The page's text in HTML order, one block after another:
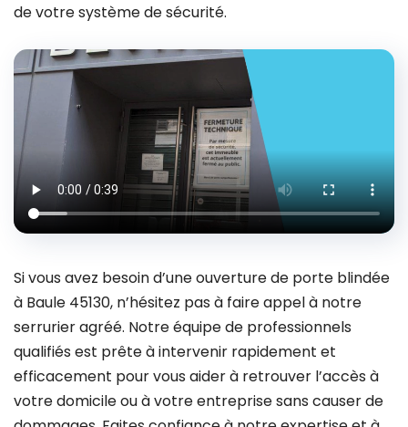
de votre système de sécurité.
Si vous avez besoin d’une ouverture de porte blindée
à Baule 45130, n’hésitez pas à faire appel à notre
serrurier agréé. Notre équipe de professionnels
qualifiés est prête à intervenir rapidement et
efficacement pour vous aider à retrouver l’accès à
votre domicile ou à votre entreprise sans causer de